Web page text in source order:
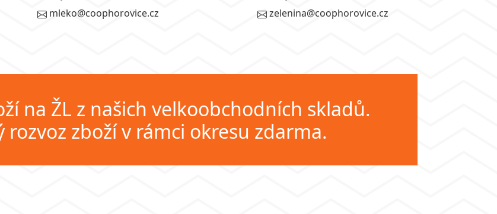
mleko@coophorovice.cz
zelenina@coophorovice.cz
na ŽL z našich velkoobchodních skladů.
rozvoz zboží v rámci okresu zdarma.